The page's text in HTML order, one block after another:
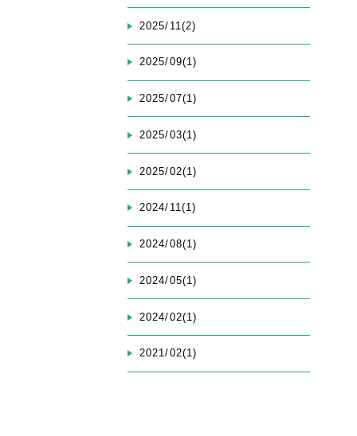
2025/11(2)
2025/09(1)
2025/07(1)
2025/03(1)
2025/02(1)
2024/11(1)
2024/08(1)
2024/05(1)
2024/02(1)
2021/02(1)